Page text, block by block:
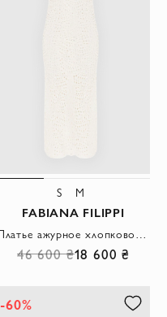
S M
FABIANA FILIPPI
46 600 ₴18 600 ₴
-60%